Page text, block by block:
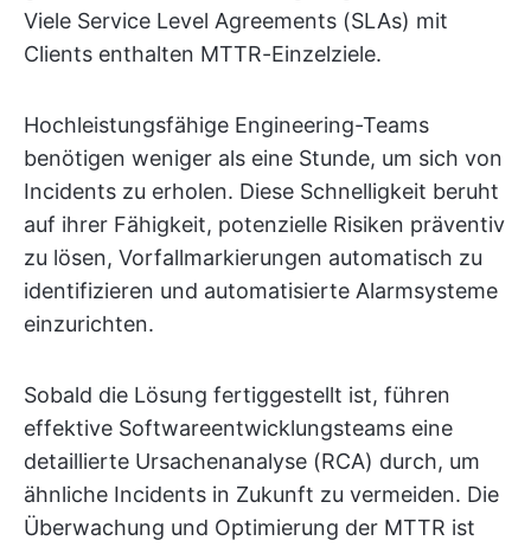
Viele Service Level Agreements (SLAs) mit
Clients enthalten MTTR-Einzelziele.
Hochleistungsfähige Engineering-Teams
benötigen weniger als eine Stunde, um sich von
Incidents zu erholen. Diese Schnelligkeit beruht
auf ihrer Fähigkeit, potenzielle Risiken präventiv
zu lösen, Vorfallmarkierungen automatisch zu
identifizieren und automatisierte Alarmsysteme
einzurichten.
Sobald die Lösung fertiggestellt ist, führen
effektive Softwareentwicklungsteams eine
detaillierte Ursachenanalyse (RCA) durch, um
ähnliche Incidents in Zukunft zu vermeiden. Die
Überwachung und Optimierung der MTTR ist